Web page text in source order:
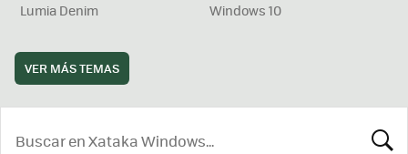
Lumia Denim
Windows 10
VER MÁS TEMAS